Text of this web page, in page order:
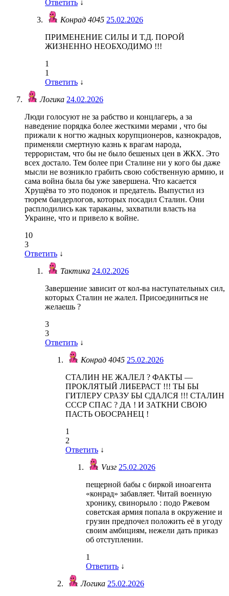
Ответить ↓
Конрад 4045 25.02.2026
ПРИМЕНЕНИЕ СИЛЫ И Т.Д. ПОРОЙ
ЖИЗНЕННО НЕОБХОДИМО !!!
1
1
Ответить ↓
Логика 24.02.2026
Люди голосуют не за рабство и концлагерь, а за
наведение порядка более жесткими мерами , что бы
прижали к ногтю жадных корупционеров, казнокрадов,
применяли смертную казнь к врагам народа,
террористам, что бы не было бешеных цен в ЖКХ. Это
всех достало. Тем более при Сталине ни у кого бы даже
мысли не возникло грабить свою собственную армию, и
сама война была бы уже завершена. Что касается
Хрущёва то это подонок и предатель. Выпустил из
тюрем бандерлогов, которых посадил Сталин. Они
расплодились как тараканы, захватили власть на
Украине, что и привело к войне.
10
3
Ответить ↓
Тактика 24.02.2026
Завершение зависит от кол-ва наступательных сил,
которых Сталин не жалел. Присоединиться не
желаешь ?
3
3
Ответить ↓
Конрад 4045 25.02.2026
СТАЛИН НЕ ЖАЛЕЛ ? ФАКТЫ —
ПРОКЛЯТЫЙ ЛИБЕРАСТ !!! ТЫ БЫ
ГИТЛЕРУ СРАЗУ БЫ СДАЛСЯ !!! СТАЛИН
СССР СПАС ? ДА ! И ЗАТКНИ СВОЮ
ПАСТЬ ОБОСРАНЕЦ !
1
2
Ответить ↓
Vизг 25.02.2026
пещерной бабы с биркой иноагента
«конрад» забавляет. Читай военную
хронику, свинорыло : подо Ржевом
советская армия попала в окружение и
грузин предпочел положить её в угоду
своим амбициям, нежели дать приказ
об отступлении.
1
Ответить ↓
Логика 25.02.2026